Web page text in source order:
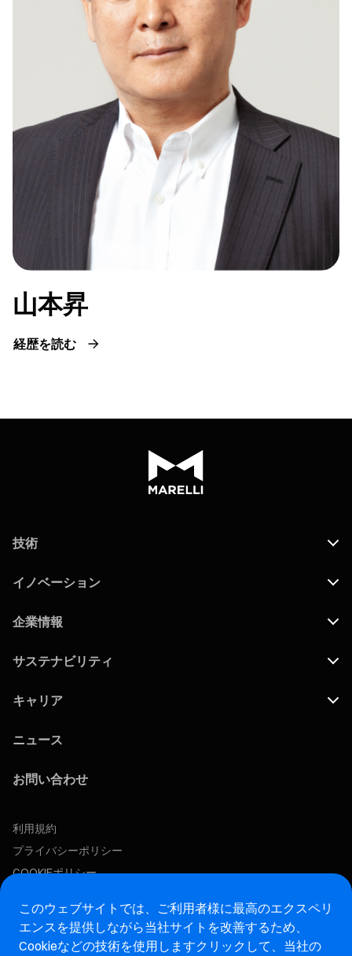
山本昇
経歴を読む
技術
イノベーション
企業情報
サステナビリティ
キャリア
ニュース
お問い合わせ
利用規約
プライバシーポリシー
COOKIEポリシー
この求人に応募する
アフターマーケットウェブサイト
このウェブサイトでは、ご利用者様に最高のエクスペリ
エンスを提供しながら当社サイトを改善するため、
Cookieなどの技術を使用しますクリックして、当社の